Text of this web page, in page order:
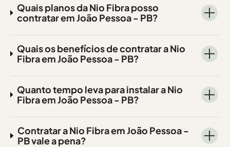
Quais planos da Nio Fibra posso
contratar em João Pessoa - PB?
Quais os benefícios de contratar a Nio
Fibra em João Pessoa - PB?
Quanto tempo leva para instalar a Nio
Fibra em João Pessoa - PB?
Contratar a Nio Fibra em João Pessoa -
PB vale a pena?